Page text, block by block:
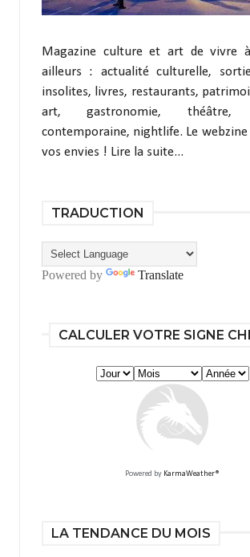
Magazine culture et art de vivre
ailleurs : actualité culturelle,
insolites, livres, restaurants,
art, gastronomie, théâtre,
contemporaine, nightlife. Le webzine
vos envies ! Lire la suite...
TRADUCTION
Powered by Translate
CALCULER VOTRE SIGNE
Powered by KarmaWeather®
LA TENDANCE DU MOIS